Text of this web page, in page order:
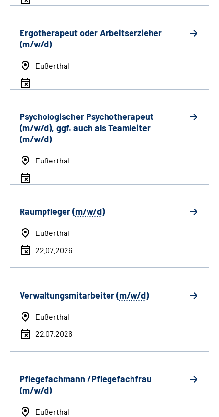
Ergotherapeut oder Arbeitserzieher
(m/w/d)
Eußerthal
Psychologischer Psychotherapeut
(m/w/d), ggf. auch alsTeamleiter
(m/w/d)
Eußerthal
Raumpfleger (m/w/d)
Eußerthal
22.07.2026
Verwaltungsmitarbeiter (m/w/d)
Eußerthal
22.07.2026
Pflegefachmann /Pflegefachfrau
(m/w/d)
Eußerthal